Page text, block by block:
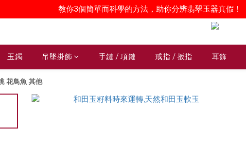
玉鐲 吊墜掛飾 手鏈 / 項鏈 戒指 / 扳指 耳飾
花鳥魚 其他
教你3個簡單而科學的方法，助你分辨翡翠玉器真假！